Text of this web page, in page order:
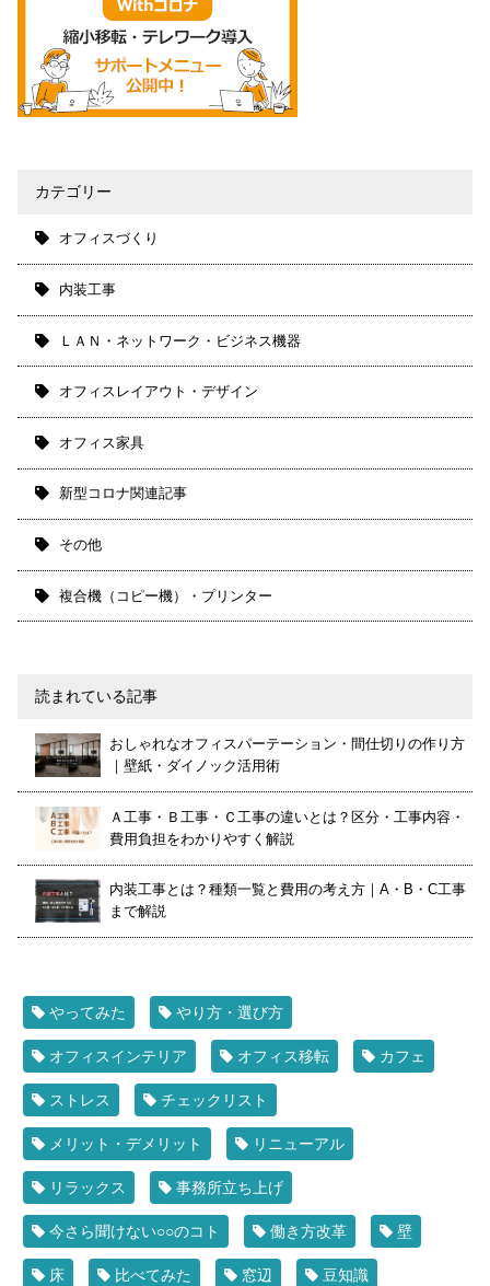
カテゴリー
オフィスづくり
内装工事
ＬＡＮ・ネットワーク・ビジネス機器
オフィスレイアウト・デザイン
オフィス家具
新型コロナ関連記事
その他
複合機（コピー機）・プリンター
読まれている記事
おしゃれなオフィスパーテーション・間仕切りの作り方
｜壁紙・ダイノック活用術
Ａ工事・Ｂ工事・Ｃ工事の違いとは？区分・工事内容・
費用負担をわかりやすく解説
内装工事とは？種類一覧と費用の考え方｜A・B・C工事
まで解説
やってみた やり方・選び方
オフィスインテリア オフィス移転 カフェ
ストレス チェックリスト
メリット・デメリット リニューアル
リラックス 事務所立ち上げ
今さら聞けない○○のコト 働き方改革 壁
床 比べてみた 窓辺 豆知識